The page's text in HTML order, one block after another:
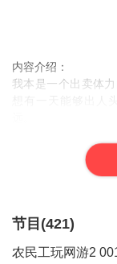
内容介绍：
我本是一个出卖体
金钱可赚，而且你很
我信了她的话，于
孤傲狼烟，17K小
节目(421)
农民工玩网游2